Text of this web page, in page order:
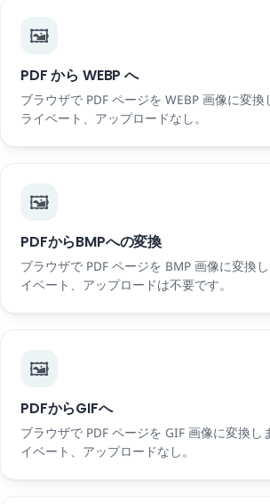
🖼️
PDF から WEBP へ
ブラウザで PDF ページを WEBP 画像に変
ライベート、アップロードなし。
🖼️
PDFからBMPへの変換
ブラウザで PDF ページを BMP 画像に変換
イベート、アップロードは不要です。
🖼️
PDFからGIFへ
ブラウザで PDF ページを GIF 画像に変換
イベート、アップロードなし。